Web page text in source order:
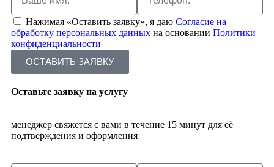
Нажимая «Оставить заявку», я даю Согласие на
обработку персональных данных на основании Политики
конфиденциальности
ОСТАВИТЬ ЗАЯВКУ
Оставьте заявку на услугу
менеджер свяжется с вами в течение 15 минут для её
подтверждения и оформления